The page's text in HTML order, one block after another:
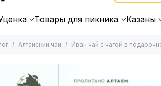
Товары для пикника Казаны
Алтайский чай Иван чай с чагой в